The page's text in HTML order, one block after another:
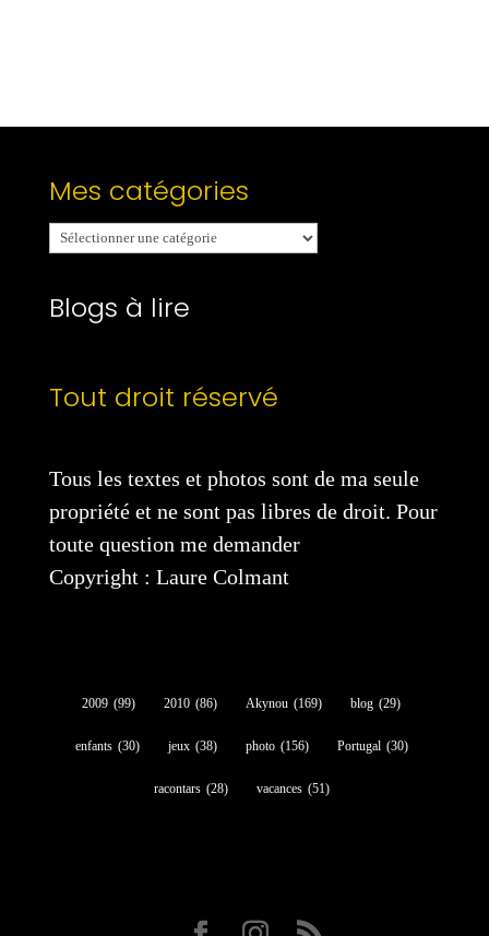
Mes catégories
Mes
catégories
Blogs à lire
Tout droit réservé
Tous les textes et photos sont de ma seule
propriété et ne sont pas libres de droit. Pour
toute question me demander
Copyright : Laure Colmant
2009 (99) 2010 (86) Akynou (169) blog (29)
enfants (30) jeux (38) photo (156) Portugal (30)
racontars (28) vacances (51)